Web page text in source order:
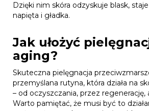
Dzięki nim skóra odzyskuje blask,
napięta i gładka.
Jak ułożyć
aging?
Skuteczna pielęgnacja
przemyślana rutyna, która działa na
– od oczyszczania, przez regenerację,
Warto pamiętać, że musi być to